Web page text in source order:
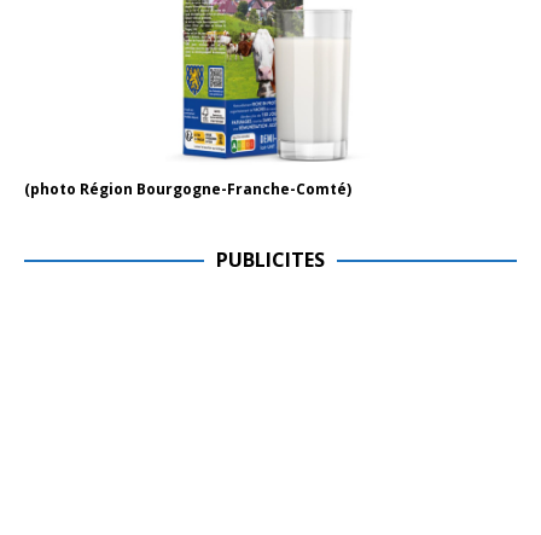
(photo Région Bourgogne-Franche-Comté)
PUBLICITES